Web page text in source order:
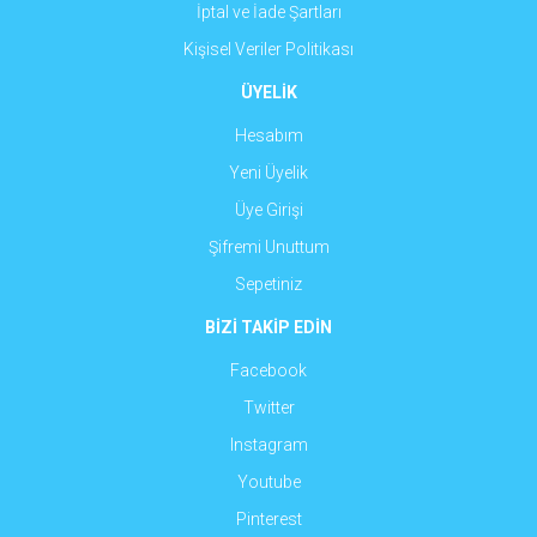
İptal ve İade Şartları
Kişisel Veriler Politikası
ÜYELİK
Hesabım
Yeni Üyelik
Üye Girişi
Şifremi Unuttum
Sepetiniz
BİZİ TAKİP EDİN
Facebook
Twitter
Instagram
Youtube
Pinterest